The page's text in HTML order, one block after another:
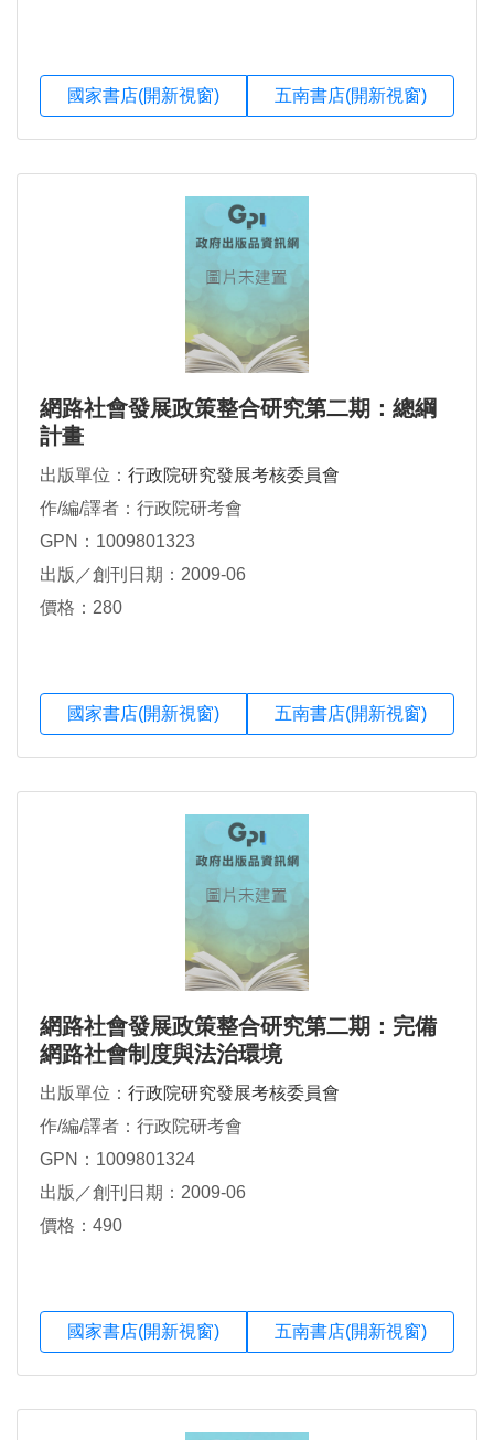
國家書店(開新視窗) 五南書店(開新視窗)
網路社會發展政策整合研究第二期：總綱
計畫
出版單位： 行政院研究發展考核委員會
作/編/譯者：行政院研考會
GPN：1009801323
出版／創刊日期：2009-06
價格：280
國家書店(開新視窗) 五南書店(開新視窗)
網路社會發展政策整合研究第二期：完備
網路社會制度與法治環境
出版單位： 行政院研究發展考核委員會
作/編/譯者：行政院研考會
GPN：1009801324
出版／創刊日期：2009-06
價格：490
國家書店(開新視窗) 五南書店(開新視窗)